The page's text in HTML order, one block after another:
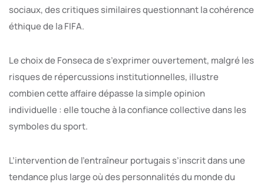
sociaux, des critiques similaires questionnant la cohérence
éthique de la FIFA.
Le choix de Fonseca de s’exprimer ouvertement, malgré les
risques de répercussions institutionnelles, illustre
combien cette affaire dépasse la simple opinion
individuelle : elle touche à la confiance collective dans les
symboles du sport.
L’intervention de l’entraîneur portugais s’inscrit dans une
tendance plus large où des personnalités du monde du